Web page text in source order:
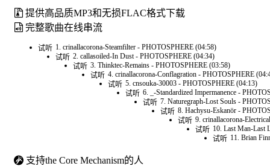
提供高品质MP3和无损FLAC格式下载
完整歌曲在线串流
试听 1. crinallacorona-Steamfilter - PHOTOSPHERE (04:58)
试听 2. callasoiled-In Dust - PHOTOSPHERE (04:34)
试听 3. Thinktec-Remains - PHOTOSPHERE (03:58)
试听 4. crinallacorona-Conflagration - PHOTOSPHERE
试听 5. cnsouka-30003 - PHOTOSPHERE (04:13)
试听 6. _-Standardized Impermanence -
试听 7. Naturegraph-Lost Souls -
试听 8. Hachysu-Eskanör -
试听 9. crinallacorona-
试听 10. Last Man-Last
试听 11. Brian
支持the Core Mechanism的人